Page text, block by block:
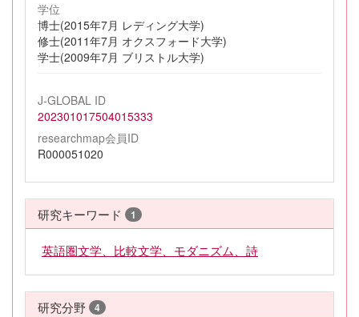
学位
博士(2015年7月 レディング大学)
修士(2011年7月 オクスフォード大学)
学士(2009年7月 ブリストル大学)
J-GLOBAL ID
202301017504015333
researchmap会員ID
R000051020
研究キーワード 1
英語圏文学、比較文学、モダニズム、詩
研究分野 4